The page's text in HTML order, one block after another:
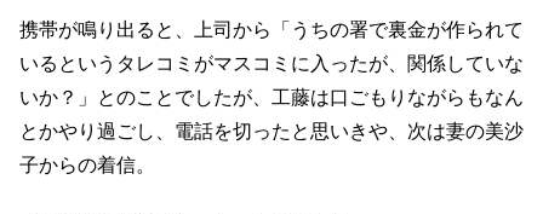
携帯が鳴り出ると、上司から「うちの署で裏金が作られて
いるというタレコミがマスコミに入ったが、関係していな
いか？」とのことでしたが、工藤は口ごもりながらもなん
とかやり過ごし、電話を切ったと思いきや、次は妻の美沙
子からの着信。